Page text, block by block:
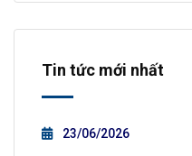
Tin tức mới nhất
23/06/2026